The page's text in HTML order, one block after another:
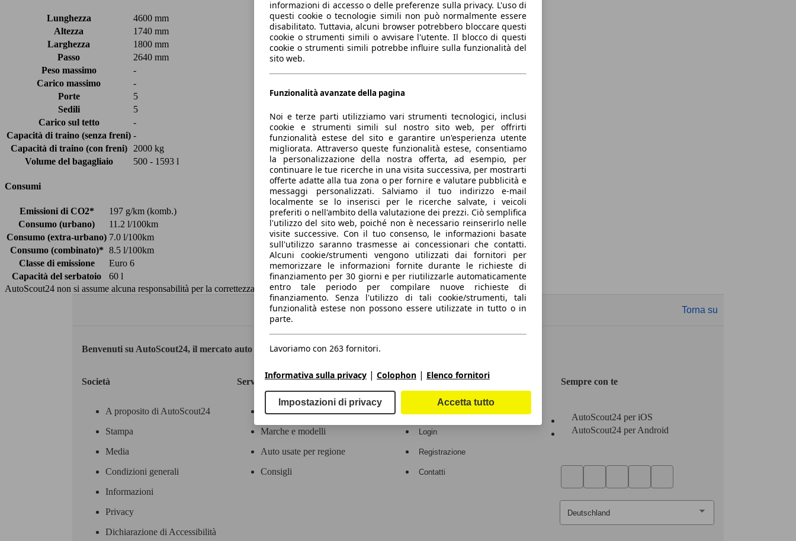
Lunghezza
4600 mm
Altezza
1740 mm
Larghezza
1800 mm
Passo
2640 mm
Peso massimo
-
Carico massimo
-
Porte
5
Sedili
5
Carico sul tetto
-
Capacità di traino (senza freni) -
Capacità di traino (con freni)
2000 kg
Volume del bagagliaio
500 - 1593 l
Consumi
Emissioni di CO2*
197 g/km (komb.)
Consumo (urbano)
11.2 l/100km
Consumo (extra-urbano) 7.0 l/100km
Consumo (combinato)* 8.5 l/100km
Classe di emissione
Euro 6
Capacità del serbatoio
60 l
AutoScout24 non si assume alcuna responsabilità per la correttezza dei dati.
Torna su
Benvenuti su AutoScout24, il mercato auto europeo.
Società
A proposito di AutoScout24
Stampa
Media
Condizioni generali
Informazioni
Privacy
Dichiarazione di Accessibilità
Servizi
Contatti
Marche e modelli
Auto usate per regione
Consigli
Area rivenditori
Login
Registrazione
Contatti
Sempre con te
AutoScout24 per iOS
AutoScout24 per Android
informazioni di accesso o delle preferenze sulla privacy. L'uso di
questi cookie o tecnologie simili non può normalmente essere
disabilitato. Tuttavia, alcuni browser potrebbero bloccare questi
cookie o strumenti simili o avvisare l'utente. Il blocco di questi
cookie o strumenti simili potrebbe influire sulla funzionalità del
sito web.
Funzionalità avanzate della pagina
Noi e terze parti utilizziamo vari strumenti tecnologici, inclusi
cookie e strumenti simili sul nostro sito web, per offrirti
funzionalità estese del sito e garantire un'esperienza utente
migliorata. Attraverso queste funzionalità estese, consentiamo
la personalizzazione della nostra offerta, ad esempio, per
continuare le tue ricerche in una visita successiva, per mostrarti
offerte adatte alla tua zona o per fornire e valutare pubblicità e
messaggi personalizzati. Salviamo il tuo indirizzo e-mail
localmente se lo inserisci per le ricerche salvate, i veicoli
preferiti o nell'ambito della valutazione dei prezzi. Ciò semplifica
l'utilizzo del sito web, poiché non è necessario reinserirlo nelle
visite successive. Con il tuo consenso, le informazioni basate
sull'utilizzo saranno trasmesse ai concessionari che contatti.
Alcuni cookie/strumenti vengono utilizzati dai fornitori per
memorizzare le informazioni fornite durante le richieste di
finanziamento per 30 giorni e per riutilizzarle automaticamente
entro tale periodo per compilare nuove richieste di
finanziamento. Senza l'utilizzo di tali cookie/strumenti, tali
funzionalità estese non possono essere utilizzate in tutto o in
parte.
Lavoriamo con 263 fornitori.
Informativa sulla privacy | Colophon | Elenco fornitori
Impostazioni di privacy Accetta tutto